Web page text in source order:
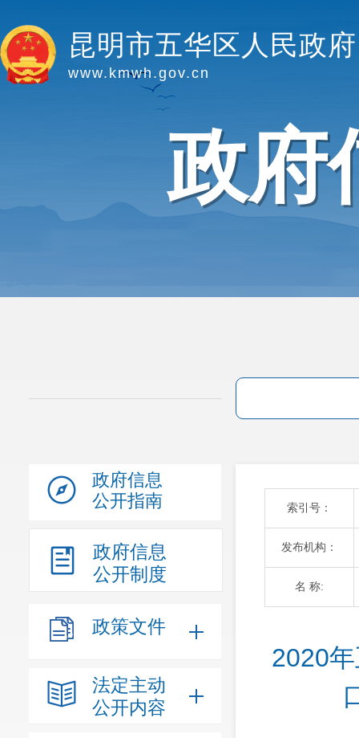
昆明市五华区人民政府
www.kmwh.gov.cn
政府
政府信息
公开指南
政府信息
公开制度
政策文件
法定主动
公开内容
索引号：
发布机构：
名 称:
2020